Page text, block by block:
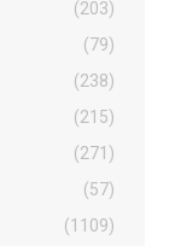
(203)
(79)
(238)
(215)
(271)
(57)
(1109)